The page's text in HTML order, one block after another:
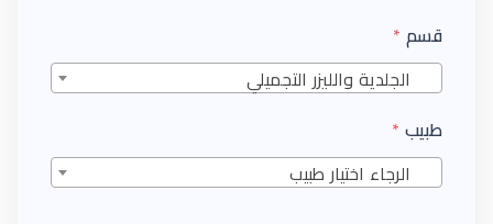
قسم *
الجلدية والليزر التجميلي
طبيب *
الرجاء اختيار طبيب